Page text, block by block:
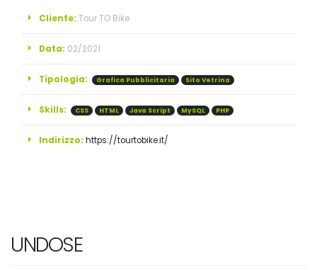
Cliente: Tour TO Bike
Data: 02/2021
Tipologia: Grafica Pubblicitaria Sito Vetrina
Skills: CSS HTML Java Script MySQL PHP
Indirizzo: https://tourtobike.it/
UNDOSE